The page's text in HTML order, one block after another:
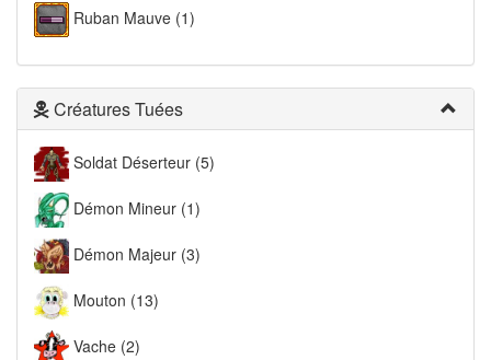
Ruban Mauve (1)
Créatures Tuées
Soldat Déserteur (5)
Démon Mineur (1)
Démon Majeur (3)
Mouton (13)
Vache (2)